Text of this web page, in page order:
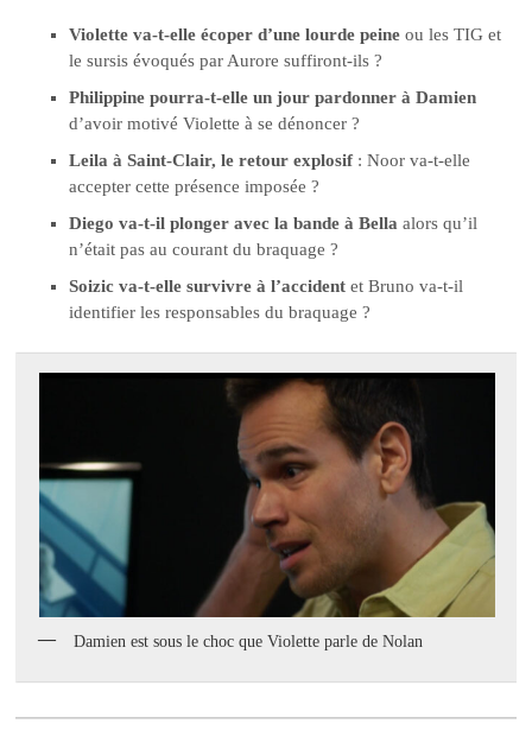
Violette va-t-elle écoper d’une lourde peine ou les TIG et
le sursis évoqués par Aurore suffiront-ils ?
Philippine pourra-t-elle un jour pardonner à Damien
d’avoir motivé Violette à se dénoncer ?
Leila à Saint-Clair, le retour explosif : Noor va-t-elle
accepter cette présence imposée ?
Diego va-t-il plonger avec la bande à Bella alors qu’il
n’était pas au courant du braquage ?
Soizic va-t-elle survivre à l’accident et Bruno va-t-il
identifier les responsables du braquage ?
Damien est sous le choc que Violette parle de Nolan